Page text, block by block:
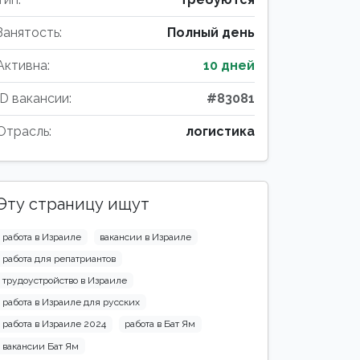
Полный день
10 дней
вакансии: #83081
логистика
страницу ищут
работа в Израиле
вакансии в Израиле
работа для репатриантов
трудоустройство в Израиле
работа в Израиле для русских
работа в Израиле 2024
работа в Бат Ям
вакансии Бат Ям